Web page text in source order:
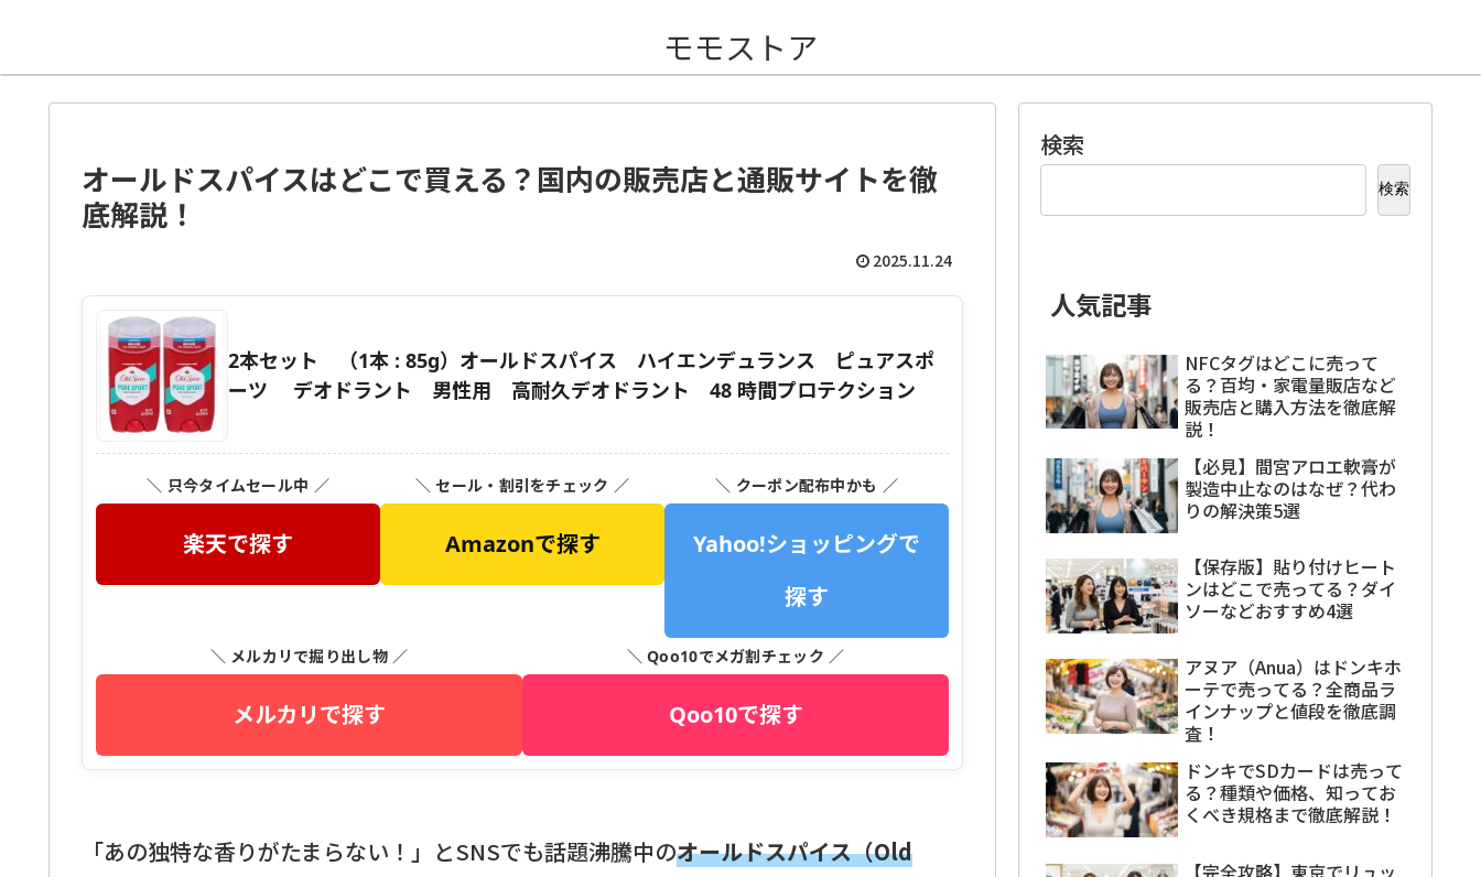
モモストア
オールドスパイスはどこで買える？国内の販売店と通販サイトを徹
底解説！
2025.11.24
2本セット （1本 : 85g）オールドスパイス ハイエンデュランス ピュアスポ
ーツ デオドラント 男性用 高耐久デオドラント 48 時間プロテクション
＼ 只今タイムセール中 ／
楽天で探す
＼ セール・割引をチェック ／
Amazonで探す
＼ クーポン配布中かも ／
Yahoo!ショッピングで
探す
＼ メルカリで掘り出し物 ／
メルカリで探す
＼ Qoo10でメガ割チェック ／
Qoo10で探す
「あの独特な香りがたまらない！」とSNSでも話題沸騰中のオールドスパイス（Old
検索
検索
人気記事
NFCタグはどこに売って
る？百均・家電量販店など
販売店と購入方法を徹底解
説！
【必見】間宮アロエ軟膏が
製造中止なのはなぜ？代わ
りの解決策5選
【保存版】貼り付けヒート
ンはどこで売ってる？ダイ
ソーなどおすすめ4選
アヌア（Anua）はドンキホ
ーテで売ってる？全商品ラ
インナップと値段を徹底調
査！
ドンキでSDカードは売って
る？種類や価格、知ってお
くべき規格まで徹底解説！
【完全攻略】東京でリュッ